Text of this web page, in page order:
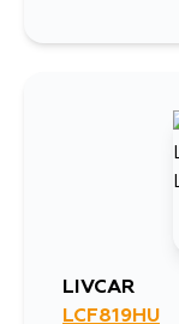
LIVCAR
LCF819HU